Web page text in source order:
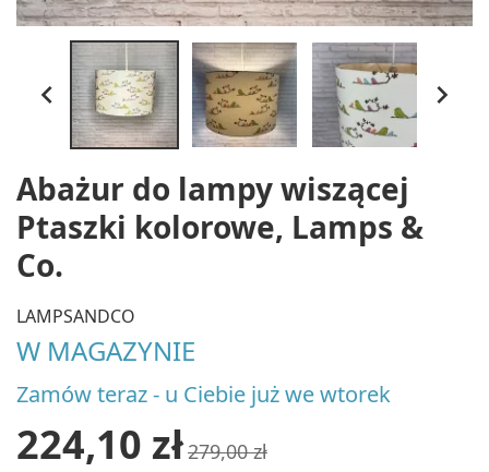
 
Abażur do lampy wiszącej
Ptaszki kolorowe, Lamps &
Co.
LAMPSANDCO
W MAGAZYNIE
Zamów teraz - u Ciebie już we wtorek
224,10 zł279,00 zł